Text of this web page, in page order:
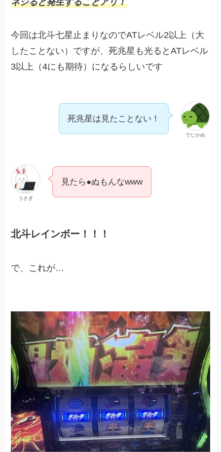
今回は北斗七星止まりなのでATレベル2以上（大
したことない）ですが、死兆星も光るとATレベル
3以上（4にも期待）になるらしいです
でじかめ
死兆星は見たことない！
うさぎ
見たら●ぬもんなwww
北斗レインボー！！！
で、これが…